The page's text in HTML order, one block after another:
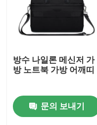
접촉
제품 소개
노트북 가방
방수 나일론 메신저 가
방 노트북 가방 어깨띠
문의 보내기